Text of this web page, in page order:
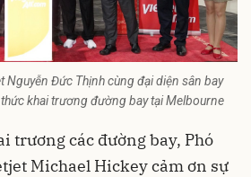
Nguyễn Đức Thịnh cùng đại diện sân bay
khai trương đường bay tại Melbourne
trương các đường bay, Phó
Michael Hickey cảm ơn sự